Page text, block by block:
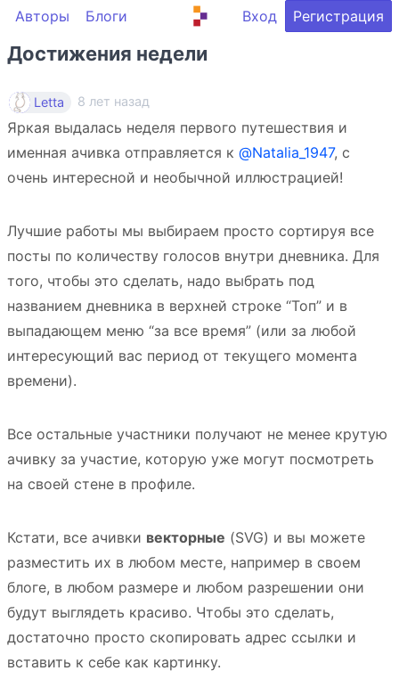
Авторы Блоги Вход Регистрация
Достижения недели
Letta 8 лет назад
Яркая выдалась неделя первого путешествия и
именная ачивка отправляется к @Natalia_1947, с
очень интересной и необычной иллюстрацией!
Лучшие работы мы выбираем просто сортируя все
посты по количеству голосов внутри дневника. Для
того, чтобы это сделать, надо выбрать под
названием дневника в верхней строке “Топ” и в
выпадающем меню “за все время” (или за любой
интересующий вас период от текущего момента
времени).
Все остальные участники получают не менее крутую
ачивку за участие, которую уже могут посмотреть
на своей стене в профиле.
Кстати, все ачивки векторные (SVG) и вы можете
разместить их в любом месте, например в своем
блоге, в любом размере и любом разрешении они
будут выглядеть красиво. Чтобы это сделать,
достаточно просто скопировать адрес ссылки и
вставить к себе как картинку.